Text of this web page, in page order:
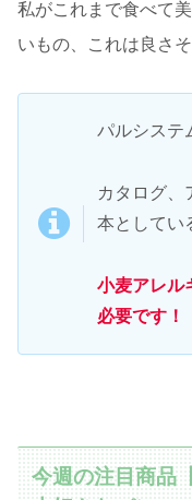
私がこれまで食べて
いもの、これは良さ
パルシステ
カタログ、
本としてい
小麦アレル
必要です！
今週の注目商品